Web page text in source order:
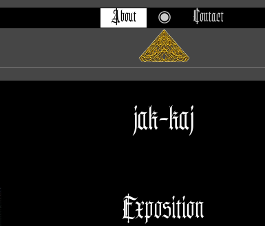
Contact
◉
About
jak-kaj
Exposition